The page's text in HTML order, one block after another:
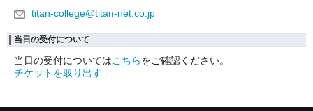
titan-college@titan-net.co.jp
当日の受付について
当日の受付についてはこちらをご確認ください。
チケットを取り出す